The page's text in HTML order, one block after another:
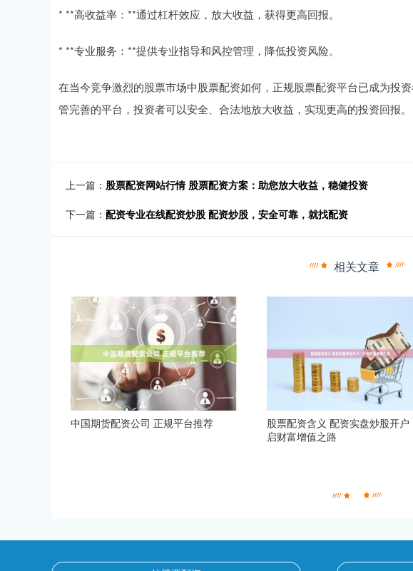
* **高收益率：**通过杠杆效应，放大收益，获得更高回报。
* **专业服务：**提供专业指导和风控管理，降低投资风险。
在当今竞争激烈的股票市场中股票配资如何，正规股票配资平台已成为投
管完善的平台，投资者可以安全、合法地放大收益，实现更高的投资回报。
上一篇： 股票配资网站行情 股票配资方案：助您放大收益，稳健投资
下一篇： 配资专业在线配资炒股 配资炒股，安全可靠，就找配资
相关文章
中国期货配资公司 正规平台推荐
股票配资含义 配资实盘炒股开户
启财富增值之路